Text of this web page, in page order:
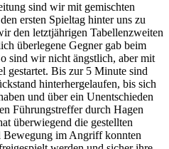
sind wir mit gemischten
ersten Spieltag hinter uns zu
den letztjährigen Tabellenzweiten
überlegene Gegner gab beim
sind wir nicht ängstlich, aber mit
gestartet. Bis zur 5 Minute sind
hinterhergelaufen, bis sich
und über ein Unentschieden
Führungstreffer durch Hagen
überwiegend die gestellten
im Angriff konnten